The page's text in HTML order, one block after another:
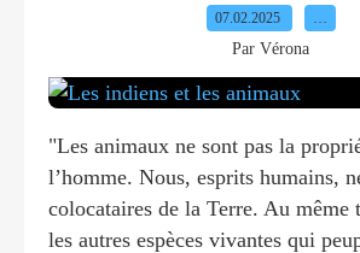
07.02.2025 …
Par Vérona
"Les animaux ne sont pas la
l’homme. Nous, esprits humains,
colocataires de la Terre. Au même
les autres espèces vivantes qui